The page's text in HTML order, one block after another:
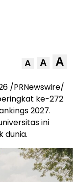
A A A
/PRNewswire/
ke-272
2027.
ini
dunia.